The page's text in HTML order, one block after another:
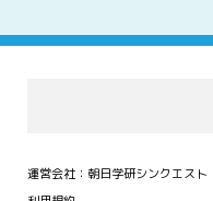
運営会社：朝日学研シンクエスト